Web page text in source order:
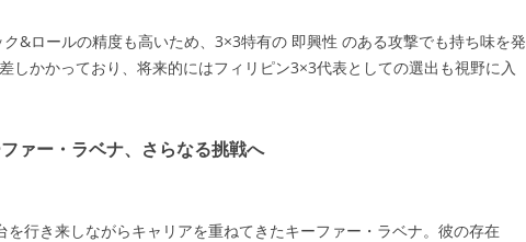
&ロールの精度も高いため、3×3特有の 即興性 のある攻撃でも持ち味を発
しかかっており、将来的にはフィリピン3×3代表としての選出も視野に入
ァー・ラベナ、さらなる挑戦へ
行き来しながらキャリアを重ねてきたキーファー・ラベナ。彼の存在